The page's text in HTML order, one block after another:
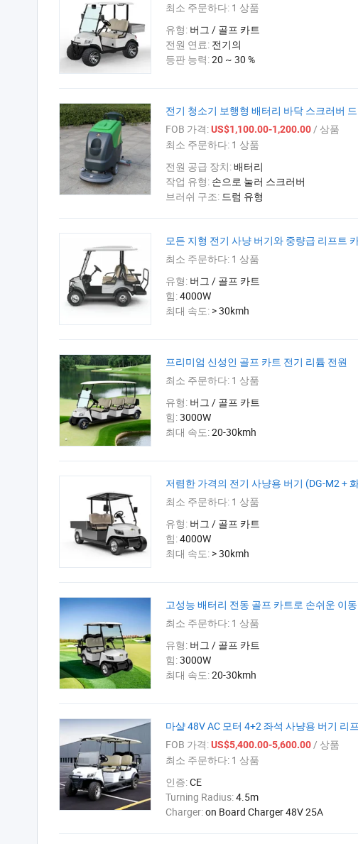
최소 주문하다: 1 상품
유형: 버그 / 골프 카트
전원 연료: 전기의
등판 능력:20 ~ 30 %
전기 청소기 보행형 배터리 바닥 스크러버
FOB 가격:US$1,100.00-1,200.00/ 상품
최소 주문하다: 1 상품
전원 공급 장치:배터리
작업 유형: 손으로 눌러 스크러버
브러쉬 구조: 드럼 유형
모든 지형 전기 사냥 버기와 중량급 리프트
최소 주문하다: 1 상품
유형: 버그 / 골프 카트
힘:4000W
최대 속도: > 30kmh
프리미엄 신성인 골프 카트 전기 리튬 전원
최소 주문하다: 1 상품
유형: 버그 / 골프 카트
힘:3000W
최대 속도:20-30kmh
저렴한 가격의 전기 사냥용 버기 (DG-M2 +
최소 주문하다: 1 상품
유형: 버그 / 골프 카트
힘:4000W
최대 속도: > 30kmh
고성능 배터리 전동 골프 카트로 손쉬운 이
최소 주문하다: 1 상품
유형: 버그 / 골프 카트
힘:3000W
최대 속도:20-30kmh
마샬 48V AC 모터 4+2 좌석 사냥용 버기 리
FOB 가격:US$5,400.00-5,600.00/ 상품
최소 주문하다: 1 상품
인증:CE
Turning Radius:4.5m
Charger:on Board Charger 48V 25A